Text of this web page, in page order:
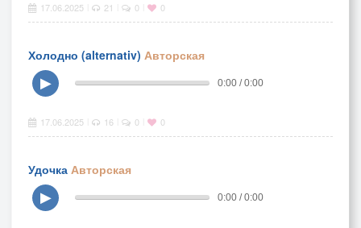
17.06.2025 21 0 0
Холодно (alternativ) Авторская
▶
0:00 / 0:00
17.06.2025 16 0 0
Удочка Авторская
▶
0:00 / 0:00